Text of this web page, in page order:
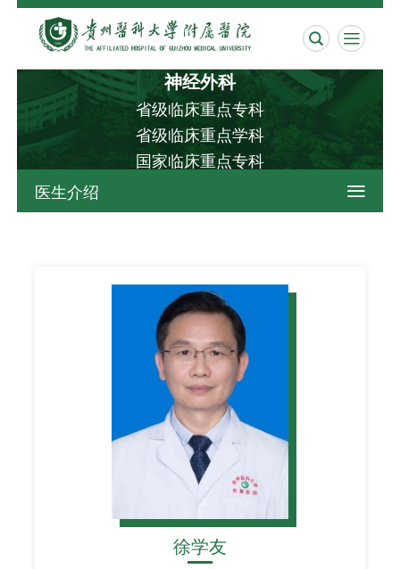
 
神经外科
省级临床重点专科
省级临床重点学科
国家临床重点专科
医生介绍

徐学友